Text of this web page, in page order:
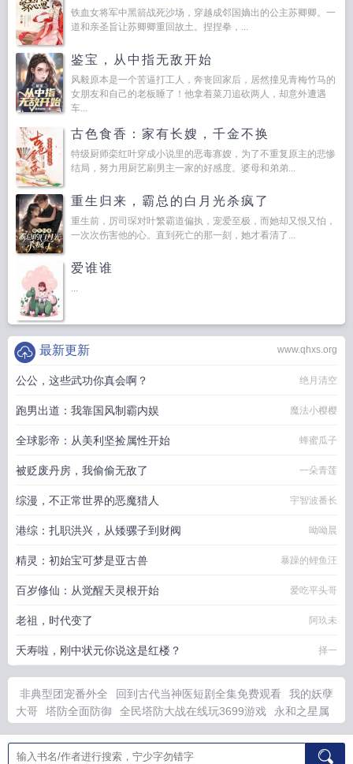
铁血女将军中黑箭战死沙场，穿越成邻国嫡出的公主苏卿卿。一
道和亲圣旨让苏卿卿重回故土。捏捏拳，...
鉴宝，从中指无敌开始
风毅原本是一个苦逼打工人，奔丧回家后，居然撞见青梅竹马的
女朋友和自己的老板睡了！他拿着菜刀追砍两人，却意外遭遇
车...
古色食香：家有长嫂，千金不换
特级厨师栾红叶穿成小说里的恶毒寡嫂，为了不重复原主的悲惨
结局，努力用厨艺刷男主一家的好感度。婆母和弟弟...
重生归来，霸总的白月光杀疯了
重生前，厉司琛对叶繁霸道偏执，宠爱至极，而她却又恨又怕，
一次次伤害他的心。直到死亡的那一刻，她才看清了...
爱谁谁
...
www.qhxs.org
最新更新
公公，这些武功你真会啊？ 绝月清空
跑男出道：我靠国风制霸内娱 魔法小樱樱
全球影帝：从美利坚捡属性开始 蜂蜜瓜子
被贬废丹房，我偷偷无敌了 一朵青莲
综漫，不正常世界的恶魔猎人 宇智波番长
港综：扎职洪兴，从矮骡子到财阀 呦呦晨
精灵：初始宝可梦是亚古兽 暴躁的鲤鱼汪
百岁修仙：从觉醒天灵根开始 爱吃平头哥
老祖，时代变了 阿玖未
夭寿啦，刚中状元你说这是红楼？ 择一
非典型团宠番外全 回到古代当神医短剧全集免费观看
我的妖孽
大哥
塔防全面防御 全民塔防大战在线玩3699游戏
永和之星属
在哪里
从前有一个故事插画 永和路是哪个区
非典型团宠by风